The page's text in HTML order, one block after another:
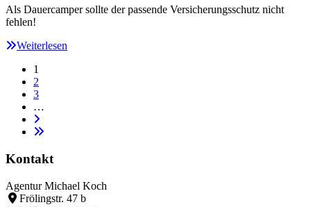
Als Dauercamper sollte der passende Versicherungsschutz nicht
fehlen!
Weiterlesen
1
2
3
…
Kontakt
Agentur Michael Koch
Frölingstr. 47 b